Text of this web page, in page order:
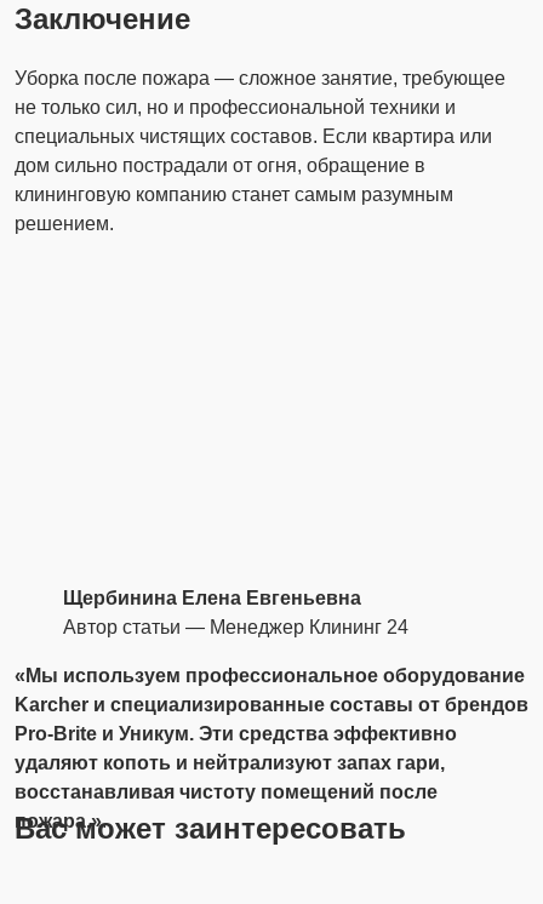
Заключение
Уборка после пожара — сложное занятие, требующее
не только сил, но и профессиональной техники и
специальных чистящих составов. Если квартира или
дом сильно пострадали от огня, обращение в
клининговую компанию станет самым разумным
решением.
Щербинина Елена Евгеньевна
Автор статьи — Менеджер Клининг 24
«Мы используем профессиональное оборудование
Karcher и специализированные составы от брендов
Pro-Brite и Уникум. Эти средства эффективно
удаляют копоть и нейтрализуют запах гари,
восстанавливая чистоту помещений после
пожара.».
Вас может заинтересовать